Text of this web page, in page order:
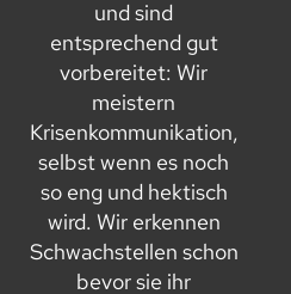
und sind
entsprechend gut
vorbereitet: Wir
meistern
Krisenkommunikation,
selbst wenn es noch
so eng und hektisch
wird. Wir erkennen
Schwachstellen schon
bevor sie ihr